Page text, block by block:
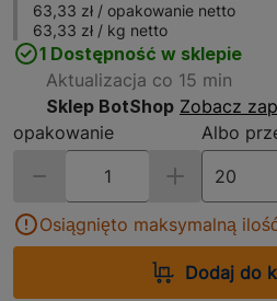
63,33 zł / opakowanie netto
63,33 zł / kg netto
1 Dostępność w sklepie
Aktualizacja co 15 min
Sklep BotShop Zobacz
opakowanie
Albo
Osiągnięto maksymalną
Dodaj do